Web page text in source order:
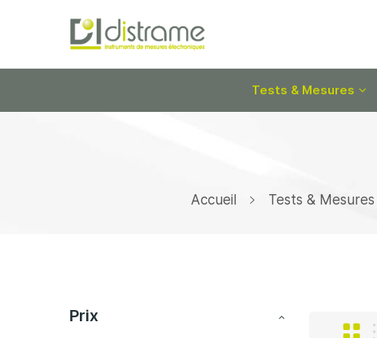
Tests & Mesures
Accueil Tests & Mesures
Prix